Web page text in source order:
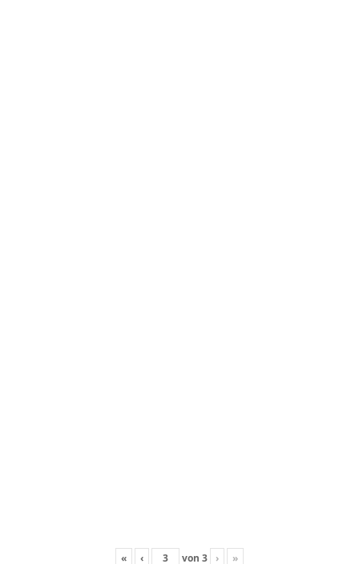
« ‹ von 3 › »